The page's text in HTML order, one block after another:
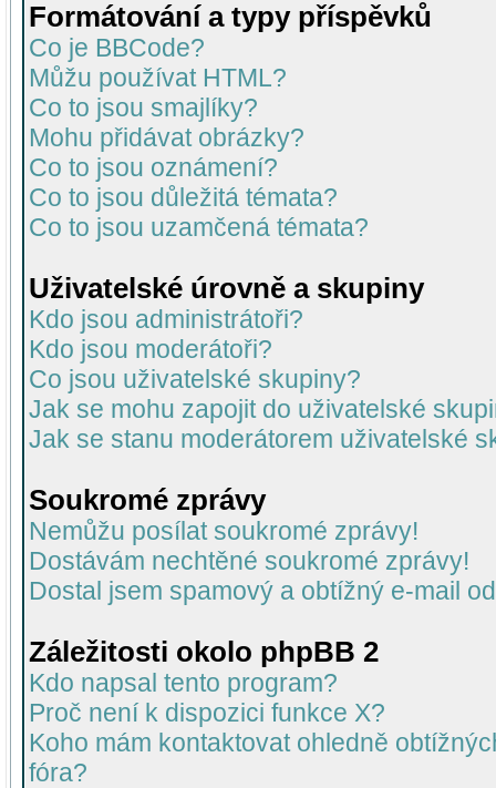
Formátování a typy příspěvků
Co je BBCode?
Můžu používat HTML?
Co to jsou smajlíky?
Mohu přidávat obrázky?
Co to jsou oznámení?
Co to jsou důležitá témata?
Co to jsou uzamčená témata?
Uživatelské úrovně a skupiny
Kdo jsou administrátoři?
Kdo jsou moderátoři?
Co jsou uživatelské skupiny?
Jak se mohu zapojit do uživatelské
Jak se stanu moderátorem uživatelské
Soukromé zprávy
Nemůžu posílat soukromé zprávy!
Dostávám nechtěné soukromé zprávy!
Dostal jsem spamový a obtížný e-mail
Záležitosti okolo phpBB 2
Kdo napsal tento program?
Proč není k dispozici funkce X?
Koho mám kontaktovat ohledně
fóra?